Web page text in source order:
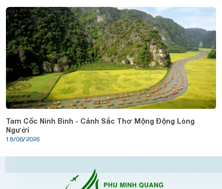
Tam Cốc Ninh Bình - Cảnh Sắc Thơ Mộng Động Lòng
Người
18/06/2026